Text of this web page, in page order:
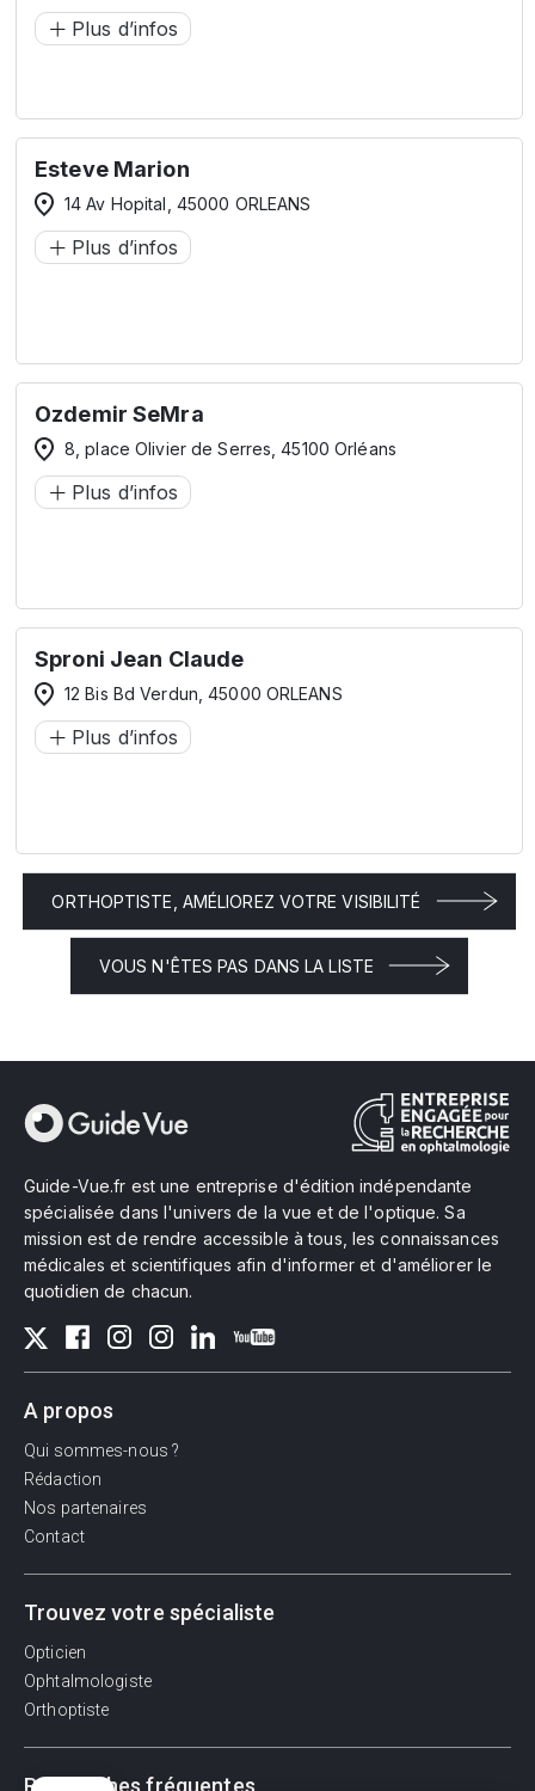
Plus d’infos
Esteve Marion
14 Av Hopital, 45000 ORLEANS
Plus d’infos
Ozdemir SeMra
8, place Olivier de Serres, 45100 Orléans
Plus d’infos
Sproni Jean Claude
12 Bis Bd Verdun, 45000 ORLEANS
Plus d’infos
ORTHOPTISTE, AMÉLIOREZ VOTRE VISIBILITÉ
VOUS N'ÊTES PAS DANS LA LISTE
Guide-Vue.fr est une entreprise d'édition indépendante
spécialisée dans l'univers de la vue et de l'optique. Sa
mission est de rendre accessible à tous, les connaissances
médicales et scientifiques afin d'informer et d'améliorer le
quotidien de chacun.
A propos
Qui sommes-nous ?
Rédaction
Nos partenaires
Contact
Trouvez votre spécialiste
Opticien
Ophtalmologiste
Orthoptiste